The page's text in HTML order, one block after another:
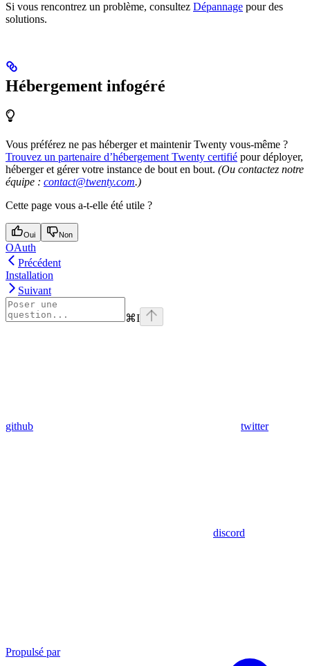
Si vous rencontrez un problème, consultez Dépannage pour des
solutions.
Hébergement infogéré
Vous préférez ne pas héberger et maintenir Twenty vous-même ?
Trouvez un partenaire d’hébergement Twenty certifié pour déployer,
héberger et gérer votre instance de bout en bout. (Ou contactez notre
équipe : contact@twenty.com.)
Cette page vous a-t-elle été utile ?
Oui Non
OAuth
Précédent
Installation
Suivant
⌘I
github twitter
discord
Propulsé par